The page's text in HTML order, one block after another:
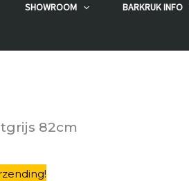
SHOWROOM BARKRUK INFO
82cm
!